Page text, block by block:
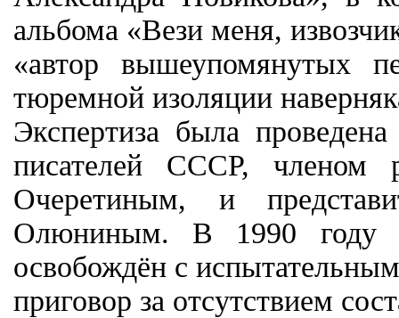
альбома «Вези меня,
«автор вышеупомянутых
тюремной изоляции
Экспертиза была
писателей СССР, членом
Очеретиным, и
Олюниным. В 1990 году
освобождён с
приговор за отсутствием